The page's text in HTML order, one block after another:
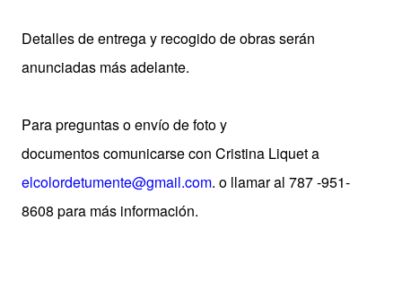
Detalles de entrega y recogido de obras serán
anunciadas más adelante.
Para preguntas o envío de foto y
documentos comunicarse con Cristina Liquet a
elcolordetumente@gmail.com. o llamar al 787 -951-
8608 para más información.